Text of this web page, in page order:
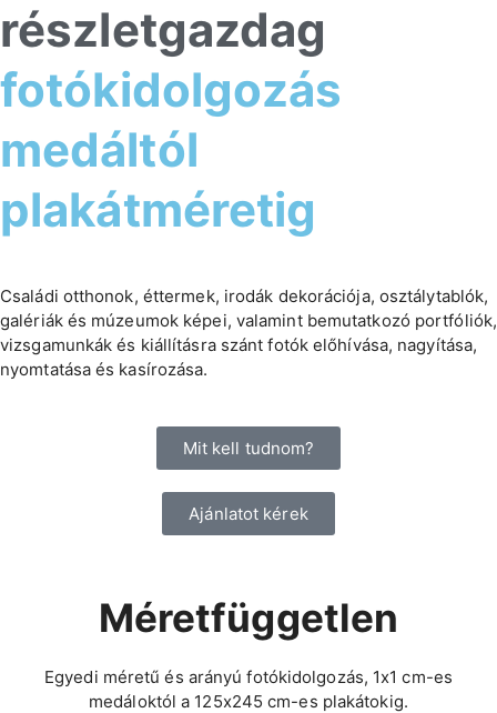
részletgazdag
fotókidolgozás
medáltól
plakátméretig
Családi otthonok, éttermek, irodák dekorációja, osztálytablók,
galériák és múzeumok képei, valamint bemutatkozó portfóliók,
vizsgamunkák és kiállításra szánt fotók előhívása, nagyítása,
nyomtatása és kasírozása.
Mit kell tudnom?
Ajánlatot kérek
Méretfüggetlen
Egyedi méretű és arányú fotókidolgozás, 1x1 cm-es
medáloktól a 125x245 cm-es plakátokig.